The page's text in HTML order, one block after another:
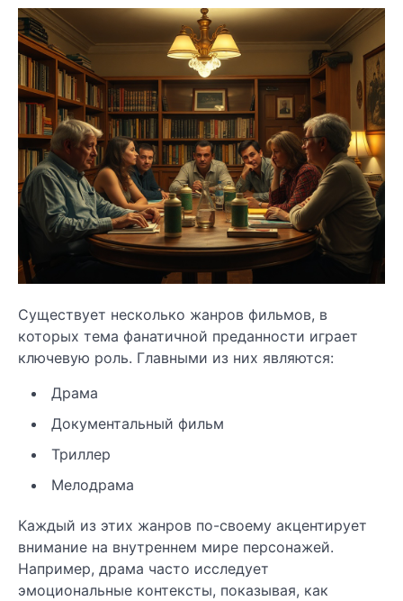
Существует несколько жанров фильмов, в
которых тема фанатичной преданности играет
ключевую роль. Главными из них являются:
Драма
Документальный фильм
Триллер
Мелодрама
Каждый из этих жанров по-своему акцентирует
внимание на внутреннем мире персонажей.
Например, драма часто исследует
эмоциональные контексты, показывая, как